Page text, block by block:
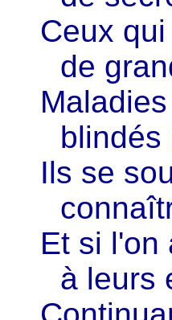
Ceux
de
blindés
Ils se
Et si l'on
à leurs